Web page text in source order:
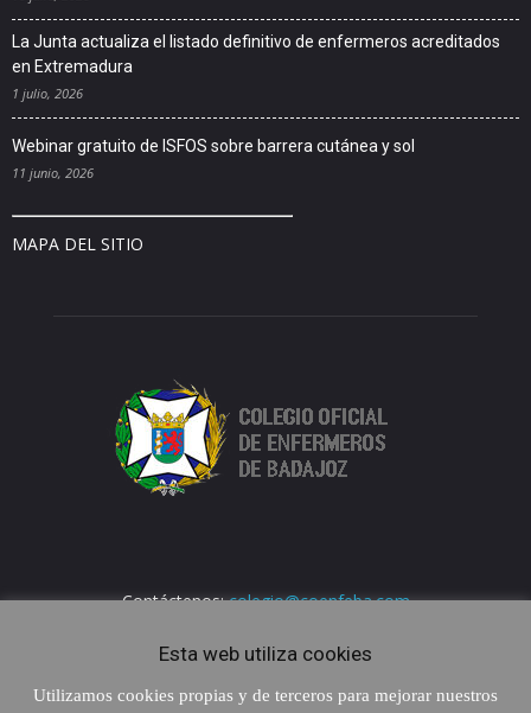
La Junta actualiza el listado definitivo de enfermeros acreditados
en Extremadura
1 julio, 2026
Webinar gratuito de ISFOS sobre barrera cutánea y sol
11 junio, 2026
MAPA DEL SITIO
Contáctenos:colegio@coenfeba.com
Esta web utiliza cookies
Utilizamos cookies propias y de terceros para mejorar nuestros